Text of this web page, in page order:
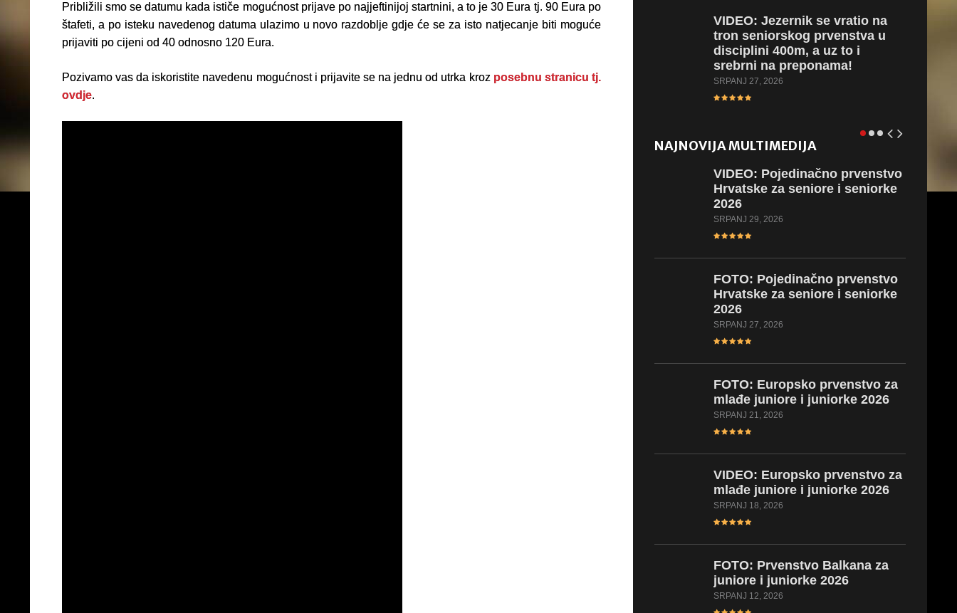
Približili smo se datumu kada ističe mogućnost prijave po najjeftinijoj startnini, a to je 30 Eura tj. 90 Eura po
štafeti, a po isteku navedenog datuma ulazimo u novo razdoblje gdje će se za isto natjecanje biti moguće
prijaviti po cijeni od 40 odnosno 120 Eura.
Pozivamo vas da iskoristite navedenu mogućnost i prijavite se na jednu od utrka kroz posebnu stranicu tj.
ovdje.
VIDEO: Jezernik se vratio na
tron seniorskog prvenstva u
disciplini 400m, a uz to i
srebrni na preponama!
SRPANJ 27, 2026
NAJNOVIJA MULTIMEDIJA
VIDEO: Pojedinačno prvenstvo
Hrvatske za seniore i seniorke
2026
SRPANJ 29, 2026
FOTO: Pojedinačno prvenstvo
Hrvatske za seniore i seniorke
2026
SRPANJ 27, 2026
FOTO: Europsko prvenstvo za
mlađe juniore i juniorke 2026
SRPANJ 21, 2026
VIDEO: Europsko prvenstvo za
mlađe juniore i juniorke 2026
SRPANJ 18, 2026
FOTO: Prvenstvo Balkana za
juniore i juniorke 2026
SRPANJ 12, 2026